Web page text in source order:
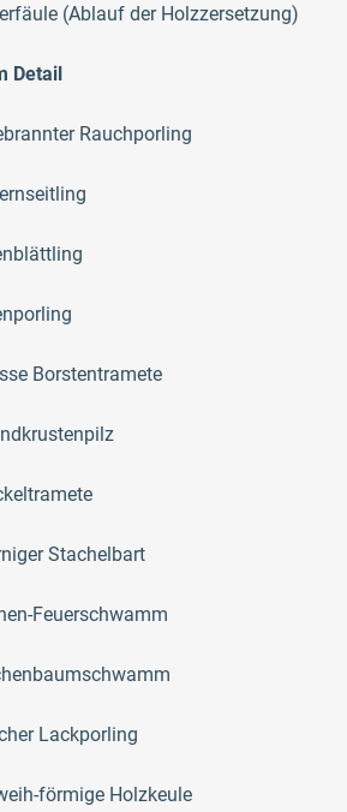
(Ablauf der Holzzersetzung)
Detail
Rauchporling
Borstentramete
Stachelbart
Feuerschwamm
Lackporling
förmige Holzkeule